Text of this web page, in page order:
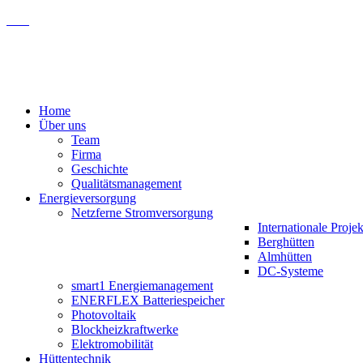
Home
Über uns
Team
Firma
Geschichte
Qualitätsmanagement
Energieversorgung
Netzferne Stromversorgung
Internationale
Berghütten
Almhütten
DC-Systeme
smart1 Energiemanagement
ENERFLEX Batteriespeicher
Photovoltaik
Blockheizkraftwerke
Elektromobilität
Hüttentechnik